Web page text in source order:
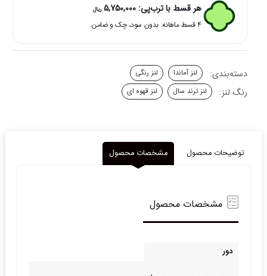
شکلاتی
دوردار
براون
عدد
هر قسط با ترب‌پی: 5,750,000 ریال
۴ قسط ماهانه. بدون سود، چک و ضامن.
دسته‌بندی: لنز آماندا لنز رنگی
رنگ لنز: لنز ترند سال لنز قهوه ای
توضیحات محصول مشخصات محصول
مشخصات محصول
دور